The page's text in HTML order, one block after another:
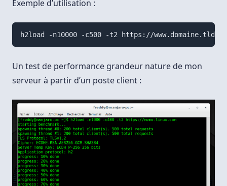
Exemple d’utilisation :
h2load -n10000 -c500 -t2 https://www.domaine.tld
Un test de performance grandeur nature de mon
serveur à partir d’un poste client :